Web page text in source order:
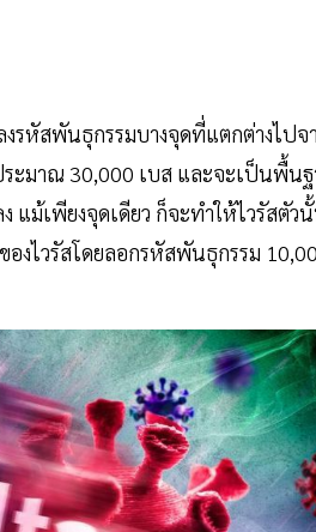
หัสพันธุกรรมบางจุดที่แตกต่างไปจา
ะมาณ 30,000 เบส และจะเป็นพื้น
แม้เพียงจุดเดียว ก็จะทำให้ไวรัสตั
งไวรัสโดยลอกรหัสพันธุกรรม